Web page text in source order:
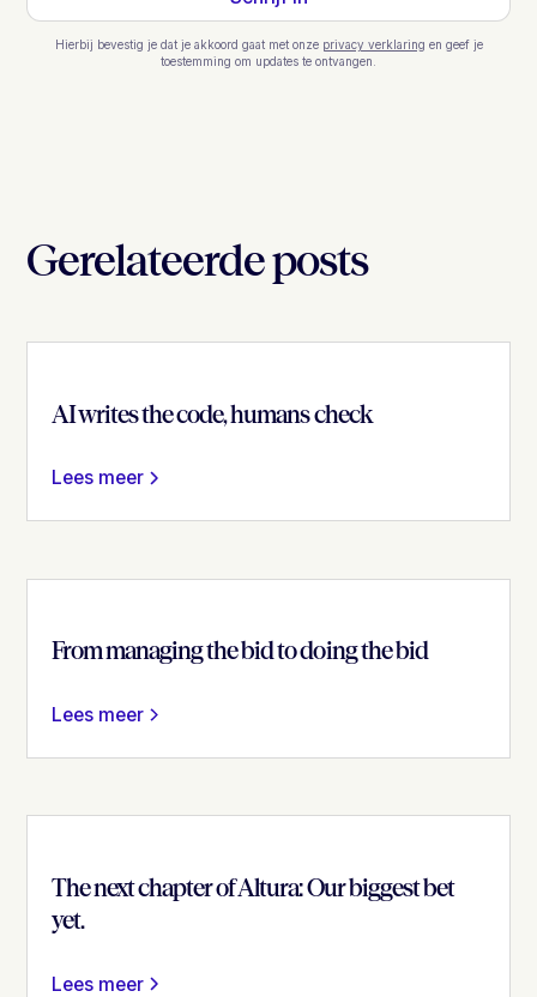
Hierbij bevestig je dat je akkoord gaat met onze privacy verklaring en geef je
toestemming om updates te ontvangen.
Gerelateerde posts
AI writes the code, humans check
Lees meer
From managing the bid to doing the bid
Lees meer
The next chapter of Altura: Our biggest bet
yet.
Lees meer